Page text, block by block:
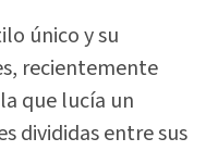
único y su
recientemente
que lucía un
divididas entre sus